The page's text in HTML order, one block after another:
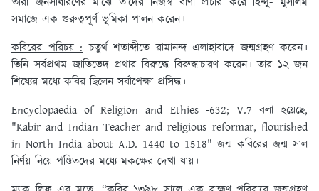
সমাজে এক গুরুত্বপূর্ণ ভূমিকা পালন করেন।
কবিরের পরিচয় : চতুর্থ শতাব্দীতে রামানন্দ এলাহাবাদে জন্মগ্রহণ করেন।
তিনি সর্বপ্রথম জাতিভেদ প্রথার বিরুদ্ধে বিরুদ্ধাচারণ করেন। তার ১২ জন
শিষ্যের মধ্যে কবির ছিলেন সর্বাপেক্ষা প্রসিদ্ধ।
Encyclopaedia of Religion and Ethies -632; V.7 বলা হয়েছে,
"Kabir and Indian Teacher and religious reformar, flourished
in North India about A.D. 1440 to 1518" জন্ম কবিরের জন্ম সাল
নির্ণয় নিয়ে পণ্ডিতদের মধ্যে মকক্ষের দেখা যায়।